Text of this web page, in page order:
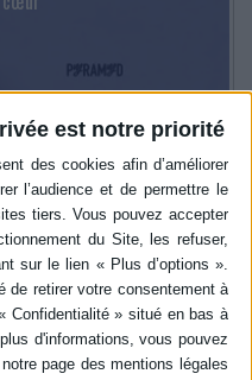
est notre priorité
& le folklore
corvidés
Lire la suite